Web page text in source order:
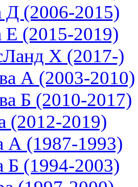
Д (2006-2015)
E (2015-2019)
X (2017-)
А (2003-2010)
Б (2010-2017)
(2012-2019)
А (1987-1993)
Б (1994-2003)